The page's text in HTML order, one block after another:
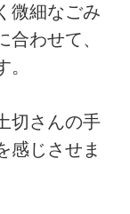
微細なごみ
わせて、
切さんの手
感じさせま